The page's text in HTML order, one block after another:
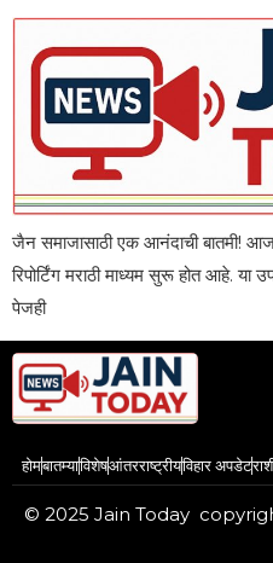
जैन समाजासाठी एक आनंदाची बातमी!
रिपोर्टिंग मराठी माध्यम सुरू होत आहे.
पेजही
होमबातम्याविशेषआंतरराष्ट्रीयविहार अपडेट
© 2025 Jain Today